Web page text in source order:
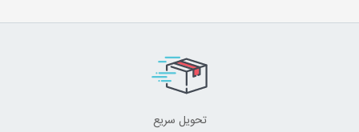
تحویل سریع